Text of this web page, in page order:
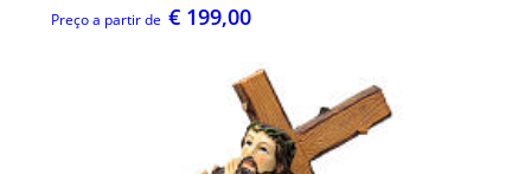
Preço a partir de € 199,00